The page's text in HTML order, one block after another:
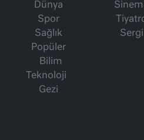
Dünya
Spor
Sağlık
Popüler
Bilim
Teknoloji
Gezi
Sergi